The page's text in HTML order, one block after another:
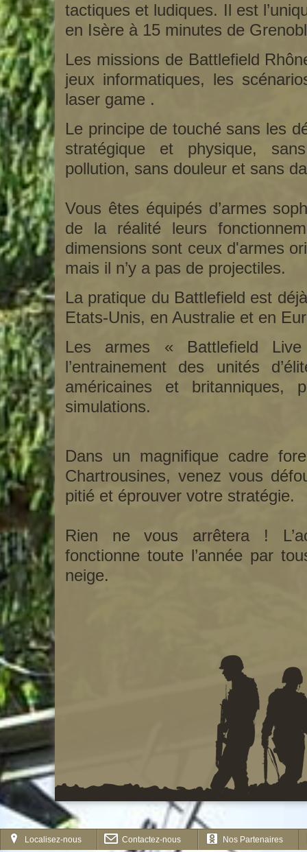
tactiques et ludiques. Il est
en Isère à 15 minutes de
Les missions de Battlefield
jeux informatiques, les
laser game .
Le principe de touché sans les
stratégique et physique,
pollution, sans douleur et sans
Vous êtes équipés d’armes
de la réalité leurs
dimensions sont ceux d'armes
mais il n’y a pas de projectiles.
La pratique du Battlefield est
Etats-Unis, en Australie et en
Les armes « Battlefield
l’entrainement des unités
américaines et britanniques,
simulations.
Dans un magnifique cadre
Chartrousines, venez vous
pitié et éprouver votre stratégie.
Rien ne vous arrêtera !
fonctionne toute l’année par
neige.
? Localisez-nous @ Contactez-nous Q Nos Partenaires